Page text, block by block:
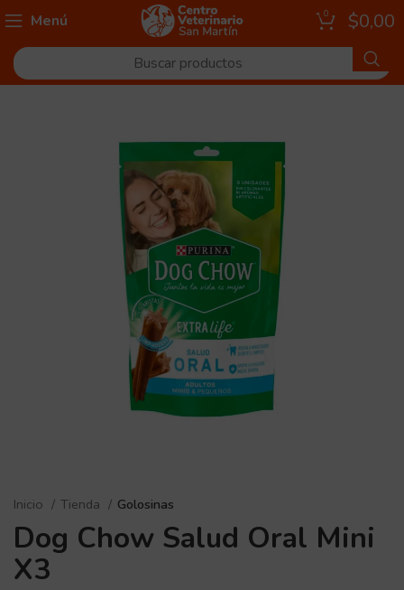
Menú 0 $0,00
Inicio Tienda Golosinas
Dog Chow Salud Oral Mini
X3